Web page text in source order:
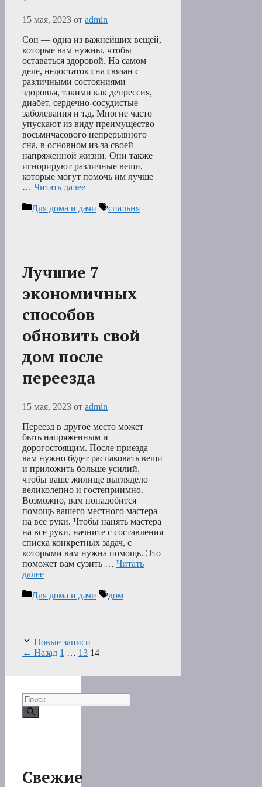
15 мая, 2023 от admin
Сон — одна из важнейших вещей,
которые вам нужны, чтобы
оставаться здоровой. На самом
деле, недостаток сна связан с
различными состояниями
здоровья, такими как депрессия,
диабет, сердечно-сосудистые
заболевания и т.д. Многие часто
упускают из виду преимущество
восьмичасового непрерывного
сна, в основном из-за своей
напряженной жизни. Они также
игнорируют различные вещи,
которые могут помочь им лучше
… Читать далее
Рубрики
Для дома и дачи Метки
спальня
Лучшие 7
экономичных
способов
обновить свой
дом после
переезда
15 мая, 2023 от admin
Переезд в другое место может
быть напряженным и
дорогостоящим. После приезда
вам нужно будет распаковать вещи
и приложить больше усилий,
чтобы ваше жилище выглядело
великолепно и гостеприимно.
Возможно, вам понадобится
помощь вашего местного мастера
на все руки. Чтобы нанять мастера
на все руки, начните с составления
списка конкретных задач, с
которыми вам нужна помощь. Это
поможет вам сузить … Читать
далее
Рубрики
Для дома и дачи Метки
дом
Новые записи
← Назад Страница
1 … Страница
13 Страница
14
Поиск:
Свежие